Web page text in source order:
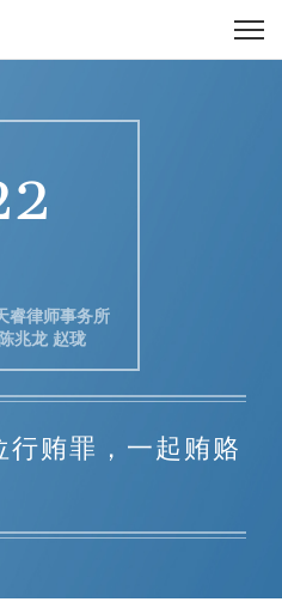
睿律师事务所
兆龙 赵珑
贿罪，一起贿赂